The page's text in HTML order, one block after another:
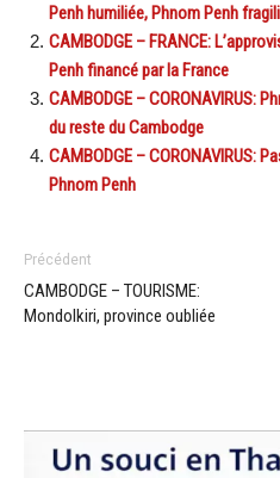
Penh humiliée, Phnom Penh
CAMBODGE – FRANCE:
Penh financé par la France
CAMBODGE – CORONAVIRUS:
du reste du Cambodge
CAMBODGE – CORONAVIRUS:
Phnom Penh
Précédent
CAMBODGE – TOURISME:
Mondolkiri, province oubliée